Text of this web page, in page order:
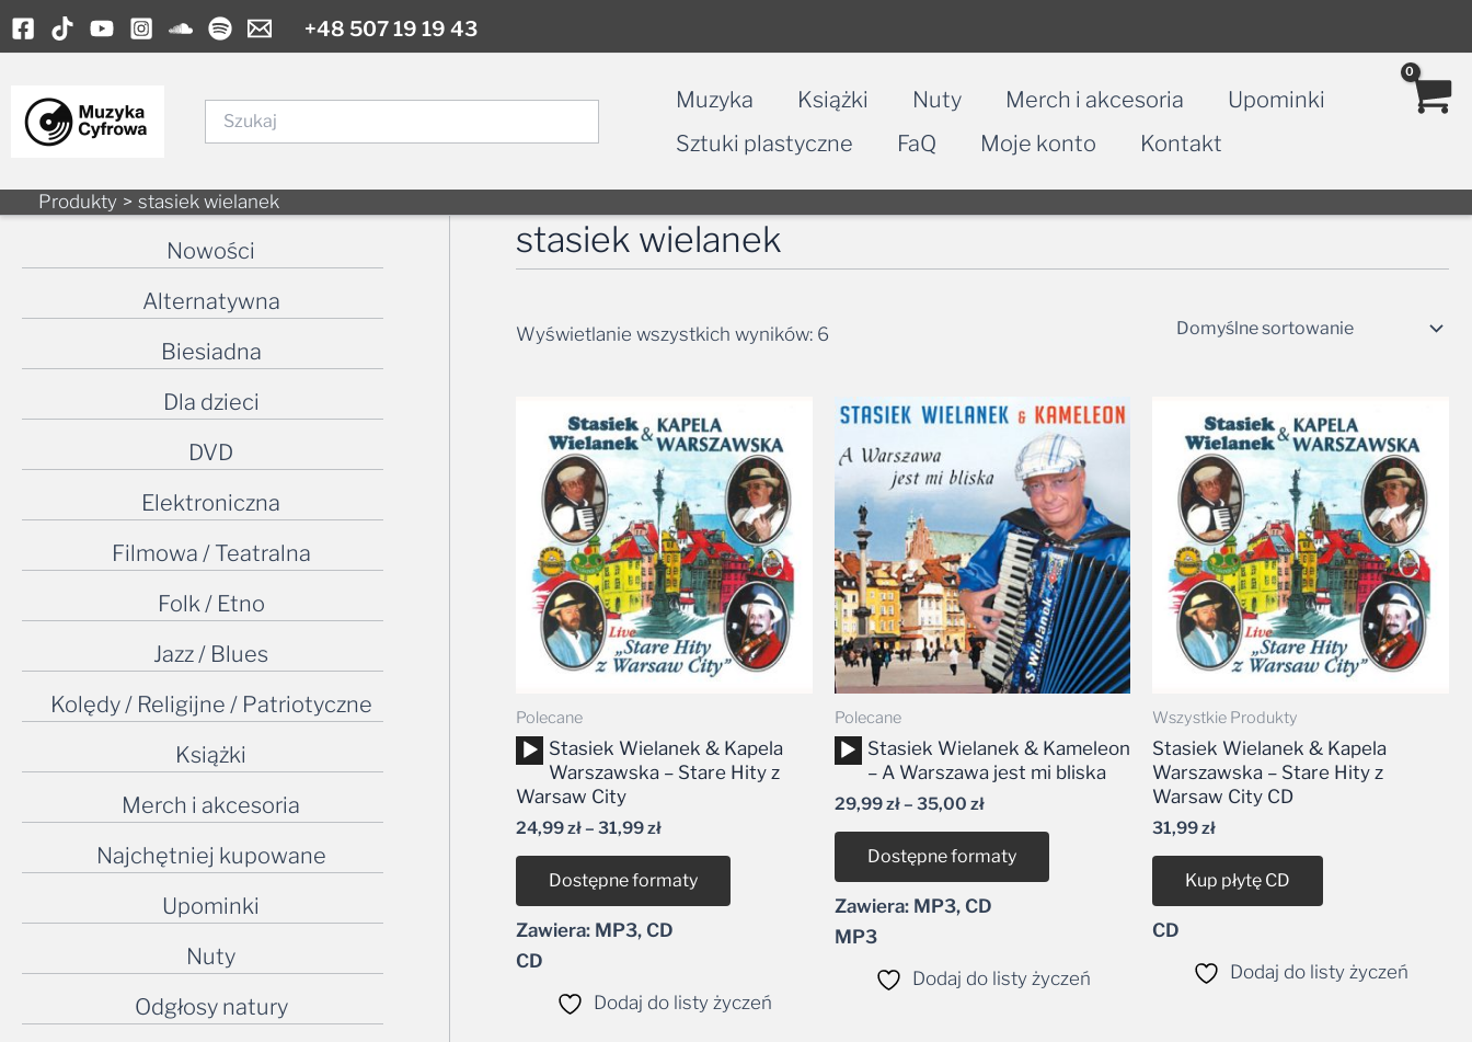
Skip
to
+48 507 19 19 43
Muzyka Książki Nuty Merch i akcesoria
Upominki
Sztuki plastyczne
FaQ Moje konto Kontakt
Produkty stasiek wielanek
Nowości
Alternatywna
Biesiadna
Dla dzieci
DVD
Elektroniczna
Filmowa / Teatralna
Folk / Etno
Jazz / Blues
Kolędy / Religijne / Patriotyczne
Książki
Merch i akcesoria
Najchętniej kupowane
Upominki
Nuty
Odgłosy natury
stasiek wielanek
Wyświetlanie wszystkich wyników: 6
Polecane
Odtwarzacz
plików
dźwiękowych
Stasiek Wielanek & Kapela
Warszawska – Stare Hity z
Warsaw City
24,99zł– 31,99zł
cen:
od
24,99 zł
do
31,99 zł
Dostępne formaty
Zawiera: MP3, CD
CD
Dodaj do listy życzeń
Polecane
Odtwarzacz
plików
dźwiękowych
Stasiek Wielanek & Kameleon
– A Warszawa jest mi bliska
29,99zł– 35,00 zł
Zakres
cen:
29,99 zł
do
35,00 zł
Dostępne formaty
Zawiera: MP3, CD
MP3
Dodaj do listy życzeń
Wszystkie Produkty
Stasiek Wielanek & Kapela
Warszawska – Stare Hity z
Warsaw City CD
31,99zł
Kup płytę CD
CD
Dodaj do listy życzeń